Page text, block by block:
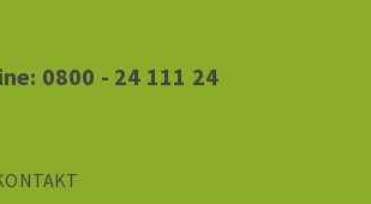
0800 - 24 111 24